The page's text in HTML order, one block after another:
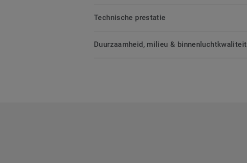
Technische prestatie
Duurzaamheid, milieu & binnenluchtkwaliteit